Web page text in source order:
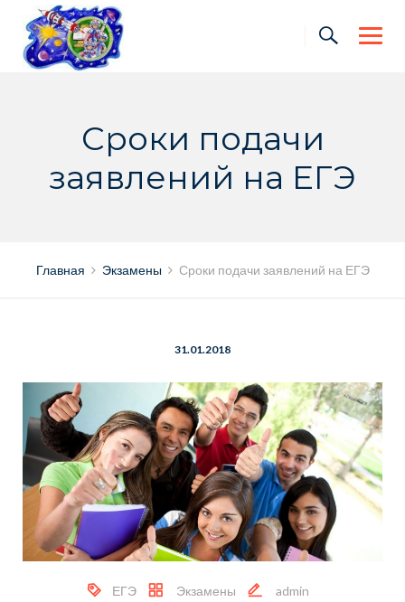
content
Сроки подачи
заявлений на ЕГЭ
Главная Экзамены Сроки подачи заявлений на ЕГЭ
31.01.2018
ЕГЭ Экзамены
admin